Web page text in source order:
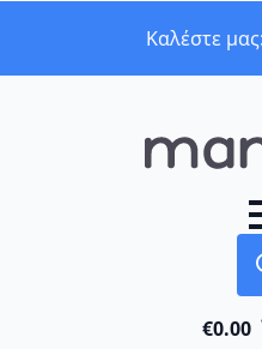
Καλέστε
€0.00